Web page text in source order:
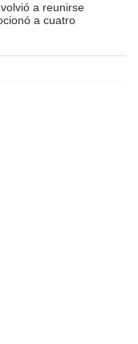
a reunirse
a cuatro